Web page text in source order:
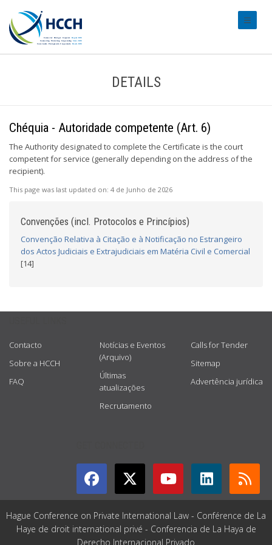
DETAILS
Chéquia - Autoridade competente (Art. 6)
The Authority designated to complete the Certificate is the court
competent for service (generally depending on the address of the
recipient).
This page was last updated on: 4 de Junho de 2026
Convenções (incl. Protocolos e Princípios)
Convenção Relativa à Citação e à Notificação no Estrangeiro
dos Actos Judiciais e Extrajudiciais em Matéria Civil e Comercial
[14]
Contacto
Sobre a HCCH
FAQ
Notícias e Eventos
(Arquivo)
Últimas
atualizações
Recrutamento
Calls for Tender
Sitemap
Advertência jurídica
Hague Conference on Private International Law - Conférence de La
Haye de droit international privé - Conferencia de La Haya de
Derecho Internacional Privado